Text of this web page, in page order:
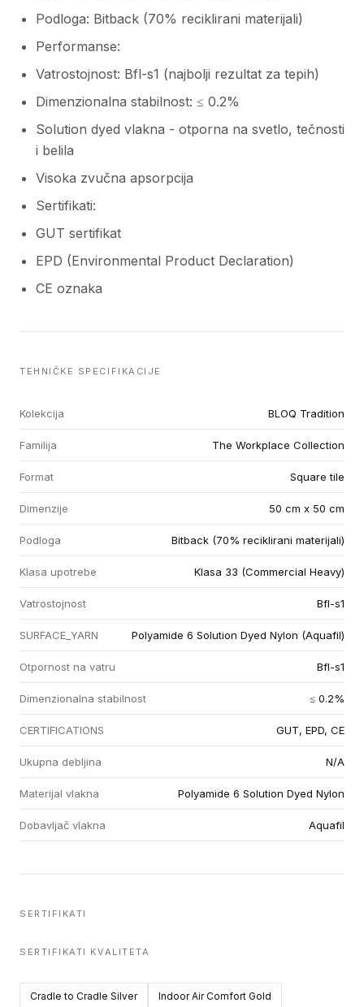
Podloga: Bitback (70% reciklirani materijali)
Performanse:
Vatrostojnost: Bfl-s1 (najbolji rezultat za tepih)
Dimenzionalna stabilnost: ≤ 0.2%
Solution dyed vlakna - otporna na svetlo, tečnosti
i belila
Visoka zvučna apsorpcija
Sertifikati:
GUT sertifikat
EPD (Environmental Product Declaration)
CE oznaka
TEHNIČKE SPECIFIKACIJE
Kolekcija BLOQ Tradition
Familija The Workplace Collection
Format Square tile
Dimenzije 50 cm x 50 cm
Podloga Bitback (70% reciklirani materijali)
Klasa upotrebe Klasa 33 (Commercial Heavy)
Vatrostojnost Bfl-s1
SURFACE_YARN Polyamide 6 Solution Dyed Nylon (Aquafil)
Otpornost na vatru Bfl-s1
Dimenzionalna stabilnost ≤ 0.2%
CERTIFICATIONS GUT, EPD, CE
Ukupna debljina N/A
Materijal vlakna Polyamide 6 Solution Dyed Nylon
Dobavljač vlakna Aquafil
SERTIFIKATI
SERTIFIKATI KVALITETA
Cradle to Cradle Silver Indoor Air Comfort Gold